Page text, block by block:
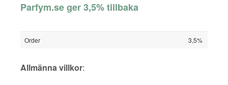
Parfym.se ger 3,5% tillbaka
Order 3,5%
Allmänna villkor: